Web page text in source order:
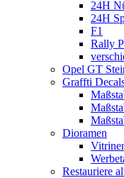
24H
24H
F1
Rally
Opel GT
Graffti
Dioramen
Restauriere